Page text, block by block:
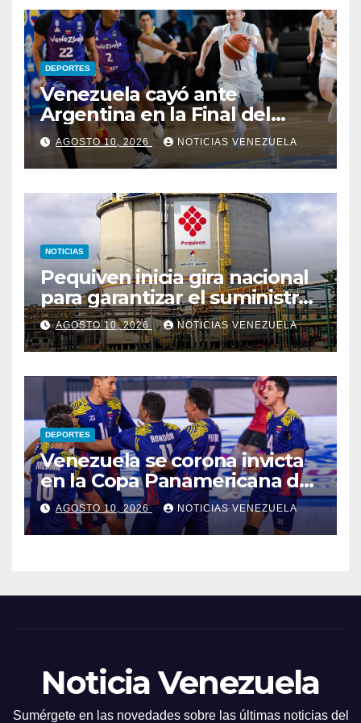
DEPORTES
Venezuela cayó ante
Argentina en la Final del
Sudamericano
AGOSTO 10, 2026 NOTICIAS VENEZUELA
NOTICIAS
Pequiven inicia gira nacional
para garantizar el suministro
directo de urea a
productores agrícolas
AGOSTO 10, 2026 NOTICIAS VENEZUELA
DEPORTES
Venezuela se corona invicta
en la Copa Panamericana de
Voleibol U17
AGOSTO 10, 2026 NOTICIAS VENEZUELA
Noticia Venezuela
Sumérgete en las novedades sobre las últimas noticias del